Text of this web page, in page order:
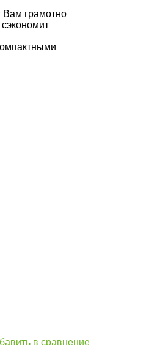
Вам грамотно
в сравнение